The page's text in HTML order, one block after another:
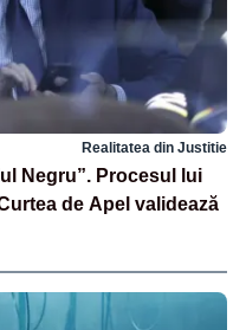
Realitatea din Justitie
Negru”. Procesul lui
de Apel validează